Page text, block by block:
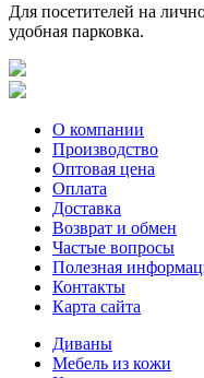
Для посетителей на
удобная парковка.
О компании
Производство
Оптовая цена
Оплата
Доставка
Возврат и обмен
Частые вопросы
Полезная
Контакты
Карта сайта
Диваны
Мебель из кожи